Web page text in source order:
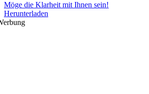
Möge die Klarheit mit Ihnen sein!
Herunterladen